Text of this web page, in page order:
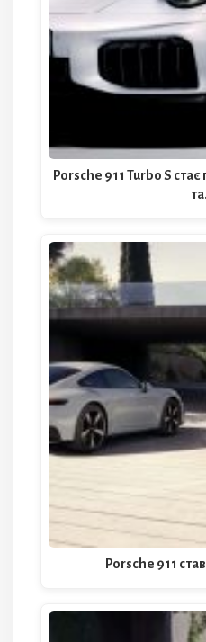
Porsche 911 Turbo S
Porsche 911